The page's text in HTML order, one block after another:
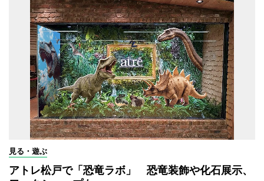
見る・遊ぶ
アトレ松戸で「恐竜ラボ」 恐竜装飾や化石展示、